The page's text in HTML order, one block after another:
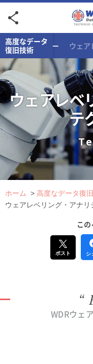
高度なデータ
復旧技術
ステクノロジー ウェ
ウェアレベ
テ
ホーム > 高度なデータ復
ウェアレベリング・アナリ
こ
ポスト シ
WDRウェ